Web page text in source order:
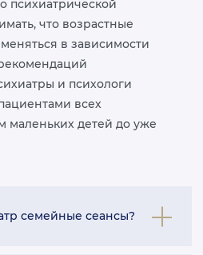
психиатрической
что возрастные
в зависимости
и психологи
всех
маленьких детей до уже
семейные сеансы?